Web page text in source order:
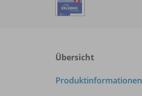
Übersicht
Produktinformationen